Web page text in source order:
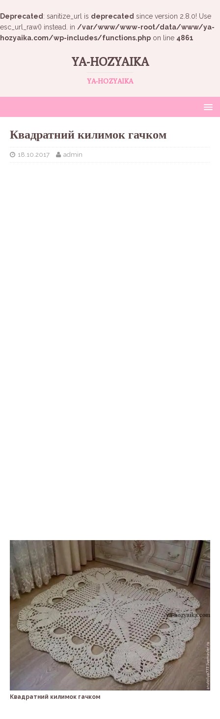
Deprecated : sanitize_url is deprecated since version 2.8.0! Use
esc_url_raw() instead. in /var/www/www-root/data/www/ya-
hozyaika.com/wp-includes/functions.php on line 4861
YA-HOZYAIKA
YA-HOZYAIKA
Квадратний килимок гачком
18.10.2017 admin
Квадратний килимок гачком